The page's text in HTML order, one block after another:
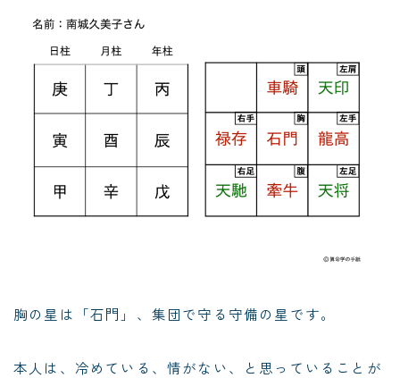
胸の星は「石門」、集団で守る守備の星です。
本人は、冷めている、情がない、と思っていることが